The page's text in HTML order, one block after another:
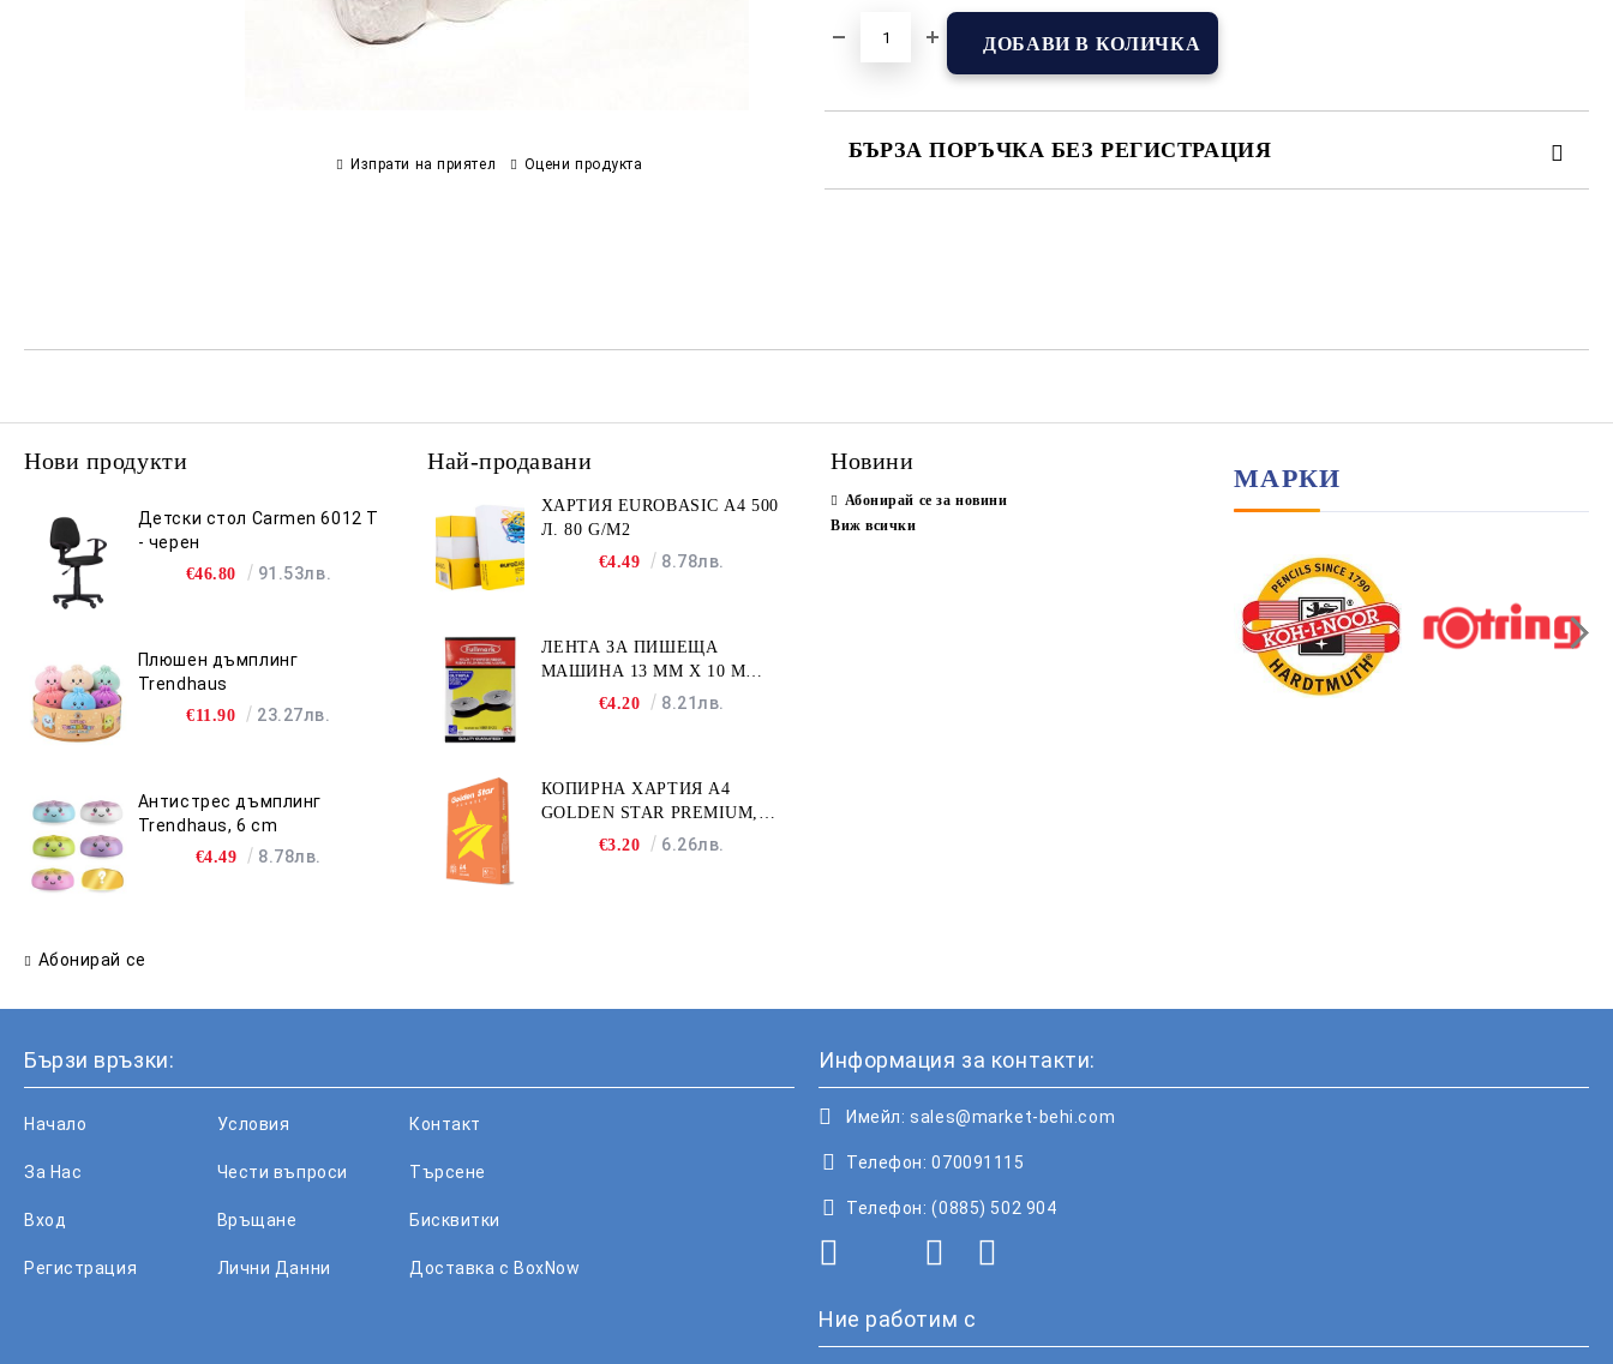
БЪРЗА ПОРЪЧКА БЕЗ РЕГИСТРАЦИЯ
Изпрати на приятел Оцени продукта
Нови продукти
Детски стол Carmen 6012 T
- черен
€46.80 91.53лв.
Плюшен дъмплинг
Trendhaus
€11.90 23.27лв.
Антистрес дъмплинг
Trendhaus, 6 cm
€4.49 8.78лв.
Абонирай се
Най-продавани
ХАРТИЯ EUROBASIC А4 500
Л. 80 G/M2
€4.49
8.78лв.
ЛЕНТА ЗА ПИШЕЩА
МАШИНА 13 MM X 10 M
FULLMARK N001BK2S
€4.20 8.21лв.
КОПИРНА ХАРТИЯ A4
GOLDEN STAR PREMIUM,
€3.20 6.26лв.
Новини
Абонирай се за новини
Виж всички
МАРКИ
Бързи връзки:
Начало
За Нас
Вход
Регистрация
Условия
Чести въпроси
Връщане
Лични Данни
Контакт
Търсене
Бисквитки
Доставка с BoxNow
Информация за контакти:
Имейл: sales@market-behi.com
Телефон: 070091115
Телефон: (0885) 502 904
Ние работим с